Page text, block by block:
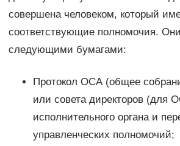
совершена человеком, который
соответствующие полномочия.
следующими бумагами:
Протокол ОСА (общее
или совета директоров (для
исполнительного органа и
управленческих полномочий;